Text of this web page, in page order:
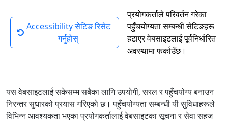
Accessibility सेटिङ रिसेट
गर्नुहोस्
प्रयोगकर्ताले परिवर्तन गरेका
पहुँचयोग्यता सम्बन्धी सेटिङहरू
हटाएर वेबसाइटलाई पूर्वनिर्धारित
अवस्थामा फर्काउँछ।
यस वेबसाइटलाई सकेसम्म सबैका लागि उपयोगी, सरल र पहुँचयोग्य बनाउन
निरन्तर सुधारको प्रयास गरिएको छ। पहुँचयोग्यता सम्बन्धी यी सुविधाहरूले
विभिन्न आवश्यकता भएका प्रयोगकर्तालाई वेबसाइटका सूचना र सेवा सहज